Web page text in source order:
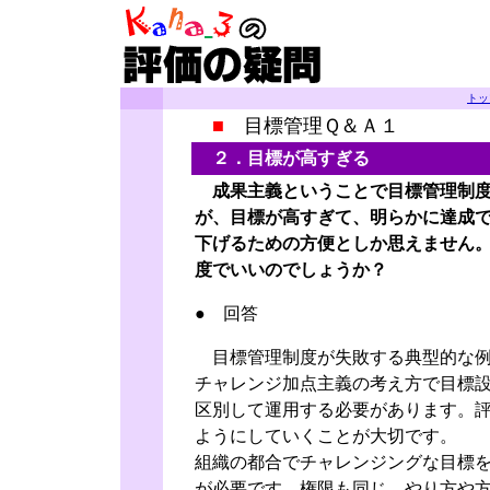
ト
■ 目標管理Ｑ＆Ａ１
２．目標が高すぎる
成果主義ということで目標管理制
が、目標が高すぎて、明らかに達成
下げるための方便としか思えません
度でいいのでしょうか？
● 回答
目標管理制度が失敗する典型的な
チャレンジ加点主義の考え方で目標
区別して運用する必要があります。
ようにしていくことが大切です。
組織の都合でチャレンジングな目標